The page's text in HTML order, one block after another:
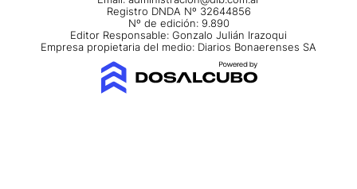
Registro DNDA Nº 32644856
Nº de edición: 9.890
Editor Responsable: Gonzalo Julián Irazoqui
Empresa propietaria del medio: Diarios Bonaerenses SA